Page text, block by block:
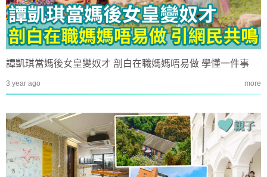
譚凱琪當媽後女皇變奴才 剖白在職媽媽唔易做 學懂一件事
3 year ago more